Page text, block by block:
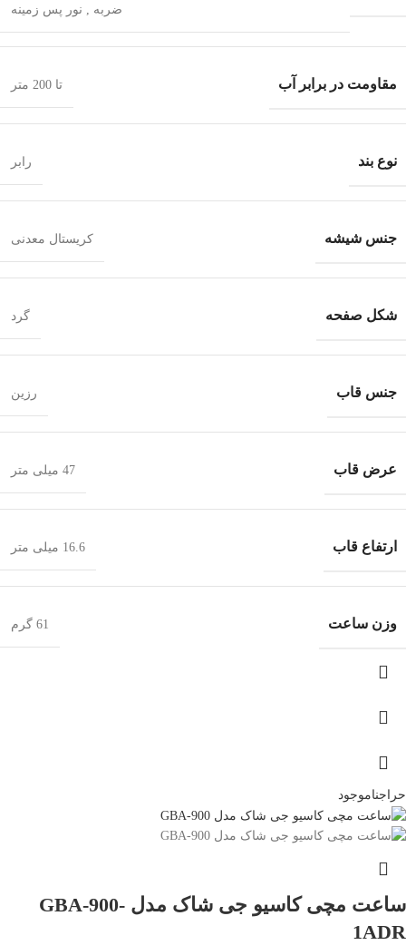
ضربه
نور پس زمینه
مقاومت در برابر آب تا 200 متر
نوع بند رابر
جنس شیشه کریستال معدنی
شکل صفحه گرد
جنس قاب رزین
عرض قاب 47 میلی متر
ارتفاع قاب 16.6 میلی متر
وزن ساعت 61 گرم
حراجناموجود
ساعت مچی کاسیو جی شاک مدل GBA-900-
1ADR